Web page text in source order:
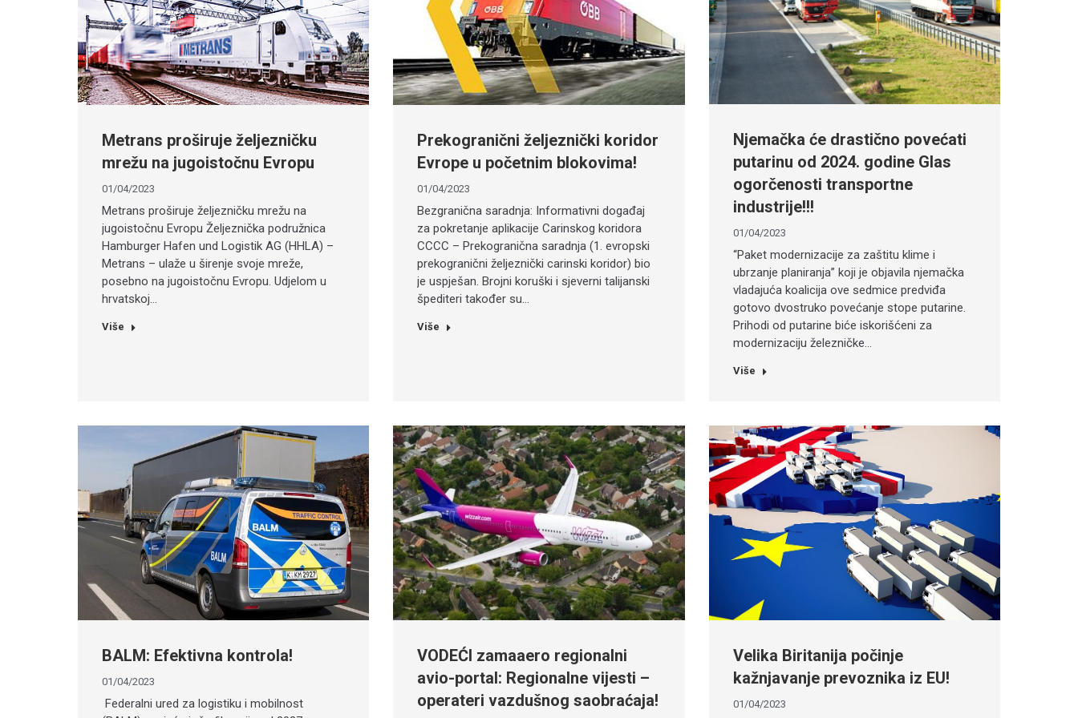
Metrans proširuje željezničku
mrežu na jugoistočnu Evropu
01/04/2023
Metrans proširuje željezničku mrežu na
jugoistočnu Evropu Željeznička podružnica
Hamburger Hafen und Logistik AG (HHLA) –
Metrans – ulaže u širenje svoje mreže,
posebno na jugoistočnu Evropu. Udjelom u
hrvatskoj…
Više
Prekogranični željeznički koridor
Evrope u početnim blokovima!
01/04/2023
Bezgranična saradnja: Informativni događaj
za pokretanje aplikacije Carinskog koridora
CCCC – Prekogranična saradnja (1. evropski
prekogranični željeznički carinski koridor) bio
je uspješan. Brojni koruški i sjeverni talijanski
špediteri također su…
Više
Njemačka će drastično povećati
putarinu od 2024. godine Glas
ogorčenosti transportne
industrije!!!
01/04/2023
“Paket modernizacije za zaštitu klime i
ubrzanje planiranja” koji je objavila njemačka
vladajuća koalicija ove sedmice predviđa
gotovo dvostruko povećanje stope putarine.
Prihodi od putarine biće iskorišćeni za
modernizaciju železničke…
Više
BALM: Efektivna kontrola!
01/04/2023
Federalni ured za logistiku i mobilnost
VODEĆI zamaaero regionalni
avio-portal: Regionalne vijesti –
operateri vazdušnog saobraćaja!
Velika Biritanija počinje
kažnjavanje prevoznika iz EU!
01/04/2023